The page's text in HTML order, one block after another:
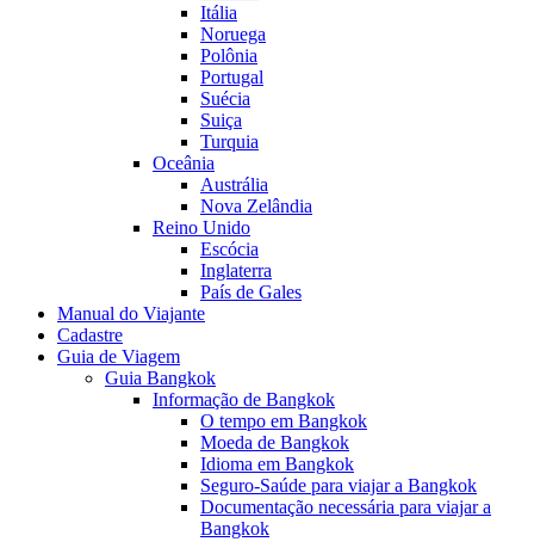
Itália
Noruega
Polônia
Portugal
Suécia
Suiça
Turquia
Oceânia
Austrália
Nova Zelândia
Reino Unido
Escócia
Inglaterra
País de Gales
Manual do Viajante
Cadastre
Guia de Viagem
Guia Bangkok
Informação de Bangkok
O tempo em Bangkok
Moeda de Bangkok
Idioma em Bangkok
Seguro-Saúde para viajar a Bangkok
Documentação necessária para viajar a
Bangkok